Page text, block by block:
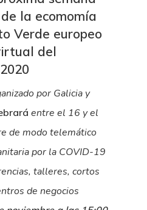
la ecomomía
Verde europeo
del
por Galicia y
entre el 16 y el
de modo telemático
por la COVID-19
talleres, cortos
de negocios